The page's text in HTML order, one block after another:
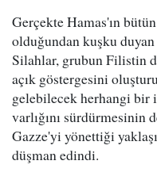
Gerçekte Hamas'ın
olduğundan kuşku
Silahlar, grubun Filistin
açık göstergesini
gelebilecek herhangi bir
varlığını sürdürmesinin
Gazze'yi yönettiği
düşman edindi.